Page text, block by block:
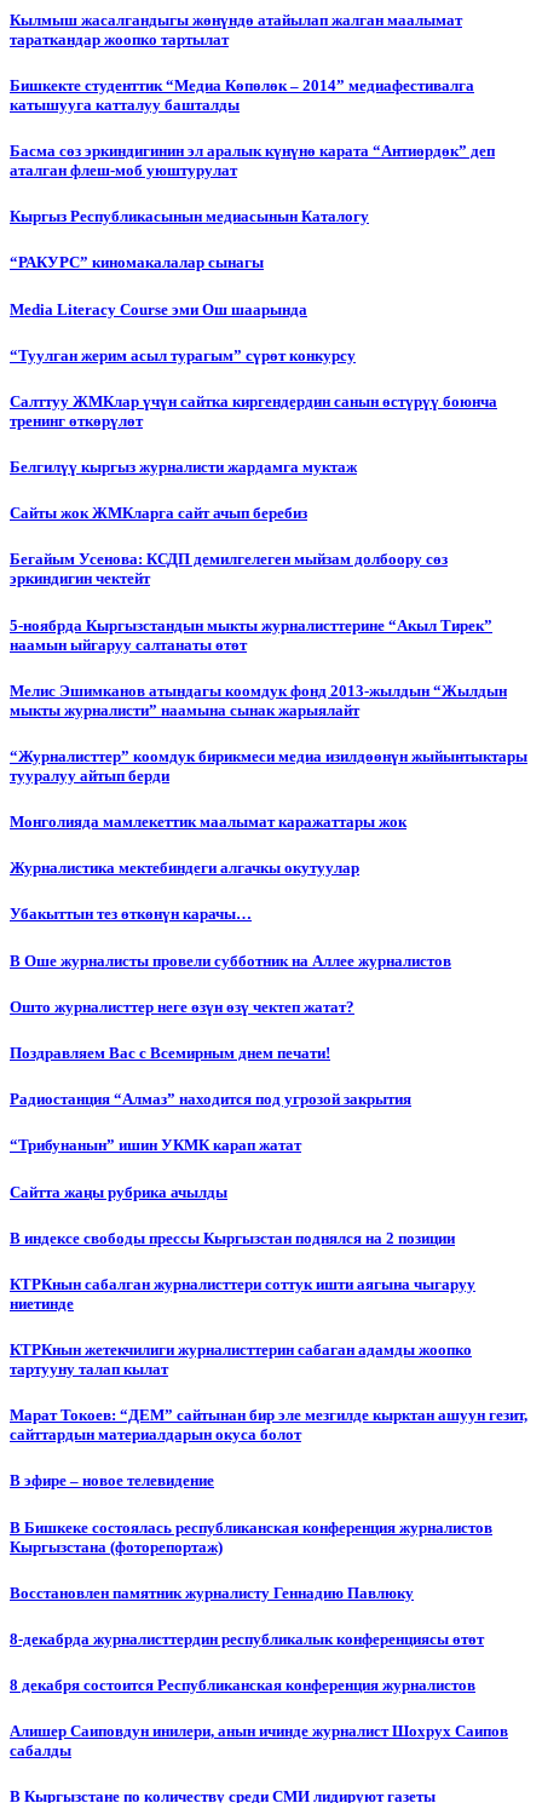
Кылмыш жасалгандыгы жөнүндө атайылап жалган маалымат
тараткандар жоопко тартылат
Бишкекте студенттик “Медиа Көпөлөк – 2014” медиафестивалга
катышууга катталуу башталды
Басма сөз эркиндигинин эл аралык күнүнө карата “Антиөрдөк” деп
аталган флеш-моб уюштурулат
Кыргыз Республикасынын медиасынын Каталогу
“РАКУРС” киномакалалар сынагы
Media Literacy Сourse эми Ош шаарында
“Туулган жерим асыл турагым” сүрөт конкурсу
Салттуу ЖМКлар үчүн сайтка киргендердин санын өстүрүү боюнча
тренинг өткөрүлөт
Белгилүү кыргыз журналисти жардамга муктаж
Сайты жок ЖМКларга сайт ачып беребиз
Бегайым Усенова: КСДП демилгелеген мыйзам долбоору сөз
эркиндигин чектейт
5-ноябрда Кыргызстандын мыкты журналисттерине “Акыл Тирек”
наамын ыйгаруу салтанаты өтөт
Мелис Эшимканов атындагы коомдук фонд 2013-жылдын “Жылдын
мыкты журналисти” наамына сынак жарыялайт
“Журналисттер” коомдук бирикмеси медиа изилдөөнүн жыйынтыктары
тууралуу айтып берди
Монголияда мамлекеттик маалымат каражаттары жок
Журналистика мектебиндеги алгачкы окутуулар
Убакыттын тез өткөнүн карачы…
В Оше журналисты провели субботник на Аллее журналистов
Ошто журналисттер неге өзүн өзү чектеп жатат?
Поздравляем Вас с Всемирным днем печати!
Радиостанция “Алмаз” находится под угрозой закрытия
“Трибунанын” ишин УКМК карап жатат
Сайтта жаңы рубрика ачылды
В индексе свободы прессы Кыргызстан поднялся на 2 позиции
КТРКнын сабалган журналисттери соттук ишти аягына чыгаруу
ниетинде
КТРКнын жетекчилиги журналисттерин сабаган адамды жоопко
тартууну талап кылат
Марат Токоев: “ДЕМ” сайтынан бир эле мезгилде кырктан ашуун гезит,
сайттардын материалдарын окуса болот
В эфире – новое телевидение
В Бишкеке состоялась республиканская конференция журналистов
Кыргызстана (фоторепортаж)
Восстановлен памятник журналисту Геннадию Павлюку
8-декабрда журналисттердин республикалык конференциясы өтөт
8 декабря состоится Республиканская конференция журналистов
Алишер Саиповдун инилери, анын ичинде журналист Шохрух Саипов
сабалды
В Кыргызстане по количеству среди СМИ лидируют газеты